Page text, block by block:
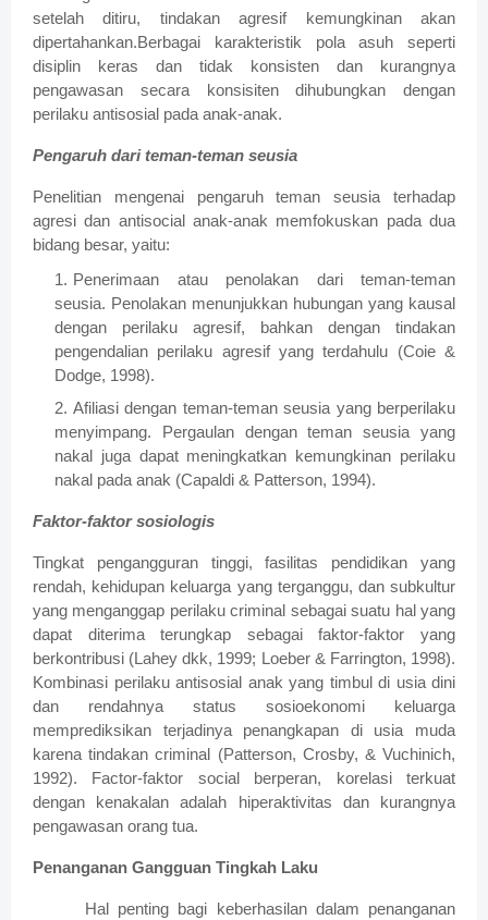
setelah ditiru, tindakan agresif kemungkinan akan
dipertahankan.Berbagai karakteristik pola asuh seperti
disiplin keras dan tidak konsisten dan kurangnya
pengawasan secara konsisiten dihubungkan dengan
perilaku antisosial pada anak-anak.
Pengaruh dari teman-teman seusia
Penelitian mengenai pengaruh teman seusia terhadap
agresi dan antisocial anak-anak memfokuskan pada dua
bidang besar, yaitu:
Penerimaan atau penolakan dari teman-teman
seusia. Penolakan menunjukkan hubungan yang kausal
dengan perilaku agresif, bahkan dengan tindakan
pengendalian perilaku agresif yang terdahulu (Coie &
Dodge, 1998).
Afiliasi dengan teman-teman seusia yang berperilaku
menyimpang. Pergaulan dengan teman seusia yang
nakal juga dapat meningkatkan kemungkinan perilaku
nakal pada anak (Capaldi & Patterson, 1994).
Faktor-faktor sosiologis
Tingkat pengangguran tinggi, fasilitas pendidikan yang
rendah, kehidupan keluarga yang terganggu, dan subkultur
yang menganggap perilaku criminal sebagai suatu hal yang
dapat diterima terungkap sebagai faktor-faktor yang
berkontribusi (Lahey dkk, 1999; Loeber & Farrington, 1998).
Kombinasi perilaku antisosial anak yang timbul di usia dini
dan rendahnya status sosioekonomi keluarga
memprediksikan terjadinya penangkapan di usia muda
karena tindakan criminal (Patterson, Crosby, & Vuchinich,
1992). Factor-faktor social berperan, korelasi terkuat
dengan kenakalan adalah hiperaktivitas dan kurangnya
pengawasan orang tua.
Penanganan Gangguan Tingkah Laku
Hal penting bagi keberhasilan dalam penanganan